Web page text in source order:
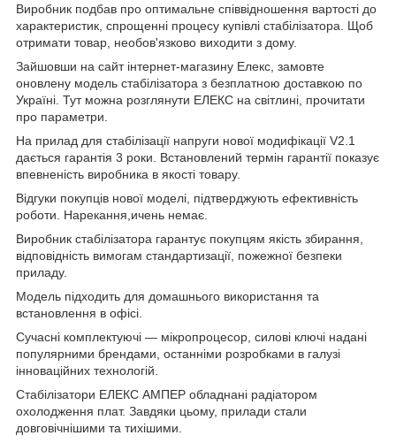
Виробник подбав про оптимальне співвідношення вартості до
характеристик, спрощенні процесу купівлі стабілізатора. Щоб
отримати товар, необов'язково виходити з дому.
Зайшовши на сайт інтернет-магазину Елекс, замовте
оновлену модель стабілізатора з безплатною доставкою по
Україні. Тут можна розглянути ЕЛЕКС на світлині, прочитати
про параметри.
На прилад для стабілізації напруги нової модифікації V2.1
дається гарантія 3 роки. Встановлений термін гарантії показує
впевненість виробника в якості товару.
Відгуки покупців нової моделі, підтверджують ефективність
роботи. Нарекання,ичень немає.
Виробник стабілізатора гарантує покупцям якість збирання,
відповідність вимогам стандартизації, пожежної безпеки
приладу.
Модель підходить для домашнього використання та
встановлення в офісі.
Сучасні комплектуючі — мікропроцесор, силові ключі надані
популярними брендами, останніми розробками в галузі
інноваційних технологій.
Стабілізатори ЕЛЕКС АМПЕР обладнані радіатором
охолодження плат. Завдяки цьому, прилади стали
довговічнішими та тихішими.